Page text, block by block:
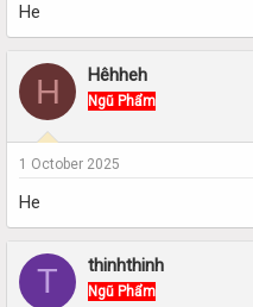
He
H Hêhheh
Ngũ Phẩm
1 October 2025
He
T thinhthinh
Ngũ Phẩm